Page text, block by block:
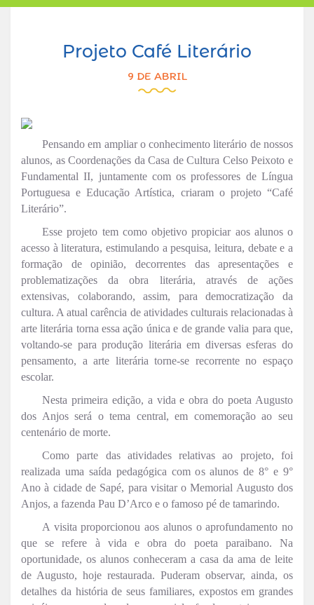
Projeto Café Literário
9 DE ABRIL
Pensando em ampliar o conhecimento literário de nossos
alunos, as Coordenações da Casa de Cultura Celso Peixoto e
Fundamental II, juntamente com os professores de Língua
Portuguesa e Educação Artística, criaram o projeto “Café
Literário”.
Esse projeto tem como objetivo propiciar aos alunos o
acesso à literatura, estimulando a pesquisa, leitura, debate e a
formação de opinião, decorrentes das apresentações e
problematizações da obra literária, através de ações
extensivas, colaborando, assim, para democratização da
cultura. A atual carência de atividades culturais relacionadas à
arte literária torna essa ação única e de grande valia para que,
voltando-se para produção literária em diversas esferas do
pensamento, a arte literária torne-se recorrente no espaço
escolar.
Nesta primeira edição, a vida e obra do poeta Augusto
dos Anjos será o tema central, em comemoração ao seu
centenário de morte.
Como parte das atividades relativas ao projeto, foi
realizada uma saída pedagógica com os alunos de 8° e 9°
Ano à cidade de Sapé, para visitar o Memorial Augusto dos
Anjos, a fazenda Pau D’Arco e o famoso pé de tamarindo.
A visita proporcionou aos alunos o aprofundamento no
que se refere à vida e obra do poeta paraibano. Na
oportunidade, os alunos conheceram a casa da ama de leite
de Augusto, hoje restaurada. Puderam observar, ainda, os
detalhes da história de seus familiares, expostos em grandes